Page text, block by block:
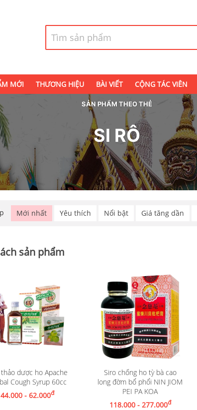
MỚI THƯƠNG HIỆU BÀI VIẾT CỘNG TÁC VIÊN
SẢN PHẨM THEO THẺ
SI RÔ
Mới nhất Yêu thích Nổi bật Giá tăng dần
sản phẩm
dược ho Apache
Cough Syrup 60cc
44.000 - 62.000đ
Xem chi tiết
Siro chống ho tỳ bà cao
long đờm bổ phổi NIN JIOM
PEI PA KOA
118.000 - 277.000đ
Xem chi tiết